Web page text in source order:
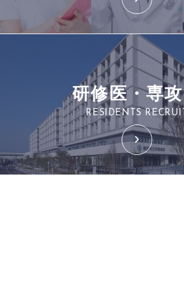
研修医・専
RESIDENTS